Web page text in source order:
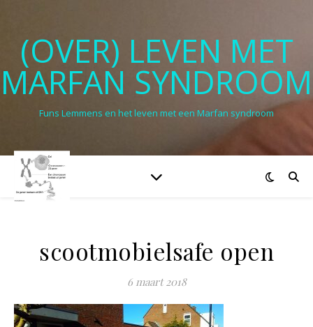
(OVER) LEVEN MET
MARFAN SYNDROOM
Funs Lemmens en het leven met een Marfan syndroom
scootmobielsafe open
6 maart 2018